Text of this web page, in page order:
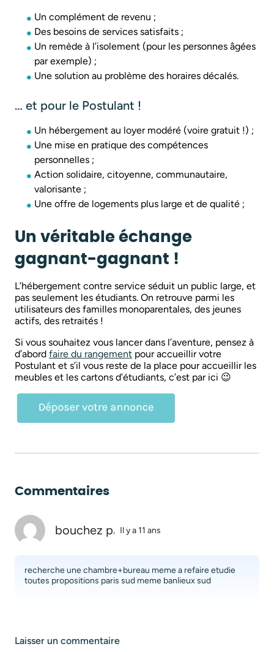
Un complément de revenu ;
Des besoins de services satisfaits ;
Un remède à l’isolement (pour les personnes âgées
par exemple) ;
Une solution au problème des horaires décalés.
… et pour le Postulant !
Un hébergement au loyer modéré (voire gratuit !) ;
Une mise en pratique des compétences
personnelles ;
Action solidaire, citoyenne, communautaire,
valorisante ;
Une offre de logements plus large et de qualité ;
Un véritable échange
gagnant-gagnant !
L’hébergement contre service séduit un public large, et
pas seulement les étudiants. On retrouve parmi les
utilisateurs des familles monoparentales, des jeunes
actifs, des retraités !
Si vous souhaitez vous lancer dans l’aventure, pensez à
d’abord faire du rangement pour accueillir votre
Postulant et s’il vous reste de la place pour accueillir les
meubles et les cartons d’étudiants, c’est par ici 😉
Commentaires
bouchez p, Il y a 11 ans
recherche une chambre+bureau meme a refaire etudie
toutes propositions paris sud meme banlieux sud
Laisser un commentaire